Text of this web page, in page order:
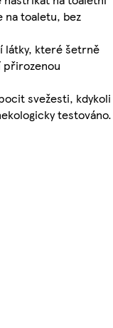
na toaletu, bez
látky, které šetrně
svežesti, kdykoli
testováno.